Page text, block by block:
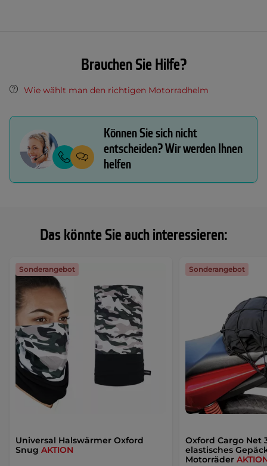
Das könnte Sie auch interessieren:
Universal Halswärmer Oxford
Snug AKTION
Sonderangebot
Oxford Cargo Net
elastisches
Motorräder
Sonderangebot
Brauchen Sie Hilfe?
Wie wählt man den richtigen Motorradhelm
Können Sie sich nicht
entscheiden? Wir werden Ihnen
helfen